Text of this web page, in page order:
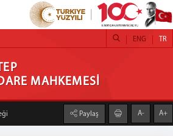
İDARE MAHKEMESİ
MAHKEMESİ
TR
ENG
Paylaş A- A+